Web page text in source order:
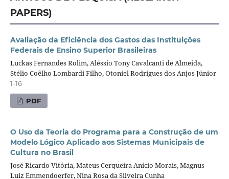
PAPERS)
Avaliação da Eficiência dos Gastos das Instituições
Federais de Ensino Superior Brasileiras
Luckas Fernandes Rolim, Aléssio Tony Cavalcanti de Almeida,
Stélio Coêlho Lombardi Filho, Otoniel Rodrigues dos Anjos Júnior
1-16
PDF
O Uso da Teoria do Programa para a Construção de um
Modelo Lógico Aplicado aos Sistemas Municipais de
Cultura no Brasil
José Ricardo Vitória, Mateus Cerqueira Anício Morais, Magnus
Luiz Emmendoerfer, Nina Rosa da Silveira Cunha